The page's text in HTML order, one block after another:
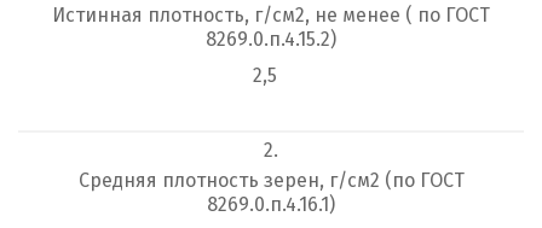
Истинная плотность, г/см2, не менее ( по ГОСТ
8269.0.п.4.15.2)
2,5
2.
Средняя плотность зерен, г/см2 (по ГОСТ
8269.0.п.4.16.1)